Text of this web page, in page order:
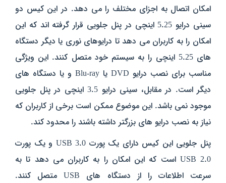
امکان اتصال به اجزای مختلف را می‌ دهد. در این کیس دو
سینی درایو 5.25 اینچی در پنل جلویی قرار گرفته‌ اند که این
امکان را به کاربران می‌ دهد تا درایو‌های نوری یا دیگر دستگاه‌
های 5.25 اینچی را به سیستم خود متصل کنند. این ویژگی
مناسب برای نصب درایو DVD یا Blu-ray و یا دستگاه‌ های
دیگر است. در مقابل، سینی درایو 3.5 اینچی در پنل جلویی
موجود نمی‌ باشد. این موضوع ممکن است برخی از کاربران که
نیاز به نصب درایو‌ های بزرگتر داشته باشند را محدود کند.
پنل جلویی این کیس دارای یک پورت USB 3.0 و یک پورت
USB 2.0 است که این امکان را به کاربران می‌ دهد تا به
سرعت اطلاعات را از دستگاه‌ های USB متصل کنند.